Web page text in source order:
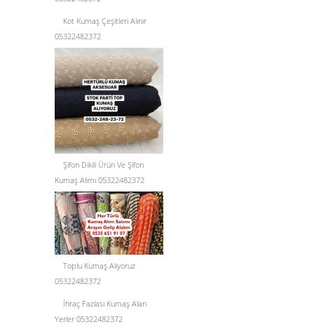
Kot Kumaş Çeşitleri Alınır
05322482372
Şifon Dikili Ürün Ve Şifon
Kumaş Alımı 05322482372
Toplu Kumaş Alıyoruz
05322482372
İhraç Fazlası Kumaş Alan
Yerler 05322482372